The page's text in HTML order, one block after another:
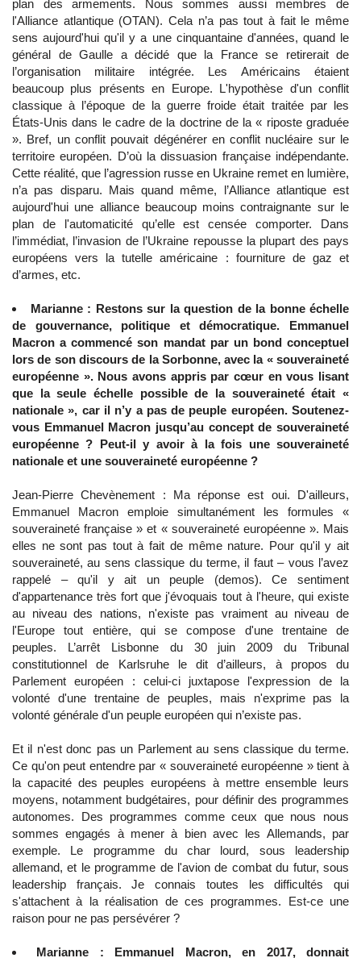
plan des armements. Nous sommes aussi membres de
l'Alliance atlantique (OTAN). Cela n’a pas tout à fait le même
sens aujourd'hui qu'il y a une cinquantaine d'années, quand le
général de Gaulle a décidé que la France se retirerait de
l’organisation militaire intégrée. Les Américains étaient
beaucoup plus présents en Europe. L'hypothèse d'un conflit
classique à l’époque de la guerre froide était traitée par les
États-Unis dans le cadre de la doctrine de la « riposte graduée
». Bref, un conflit pouvait dégénérer en conflit nucléaire sur le
territoire européen. D’où la dissuasion française indépendante.
Cette réalité, que l’agression russe en Ukraine remet en lumière,
n’a pas disparu. Mais quand même, l’Alliance atlantique est
aujourd'hui une alliance beaucoup moins contraignante sur le
plan de l'automaticité qu’elle est censée comporter. Dans
l’immédiat, l’invasion de l’Ukraine repousse la plupart des pays
européens vers la tutelle américaine : fourniture de gaz et
d’armes, etc.
Marianne : Restons sur la question de la bonne échelle
de gouvernance, politique et démocratique. Emmanuel
Macron a commencé son mandat par un bond conceptuel
lors de son discours de la Sorbonne, avec la « souveraineté
européenne ». Nous avons appris par cœur en vous lisant
que la seule échelle possible de la souveraineté était «
nationale », car il n’y a pas de peuple européen. Soutenez-
vous Emmanuel Macron jusqu’au concept de souveraineté
européenne ? Peut-il y avoir à la fois une souveraineté
nationale et une souveraineté européenne ?
Jean-Pierre Chevènement : Ma réponse est oui. D'ailleurs,
Emmanuel Macron emploie simultanément les formules «
souveraineté française » et « souveraineté européenne ». Mais
elles ne sont pas tout à fait de même nature. Pour qu'il y ait
souveraineté, au sens classique du terme, il faut – vous l’avez
rappelé – qu'il y ait un peuple (demos). Ce sentiment
d'appartenance très fort que j'évoquais tout à l'heure, qui existe
au niveau des nations, n'existe pas vraiment au niveau de
l'Europe tout entière, qui se compose d'une trentaine de
peuples. L’arrêt Lisbonne du 30 juin 2009 du Tribunal
constitutionnel de Karlsruhe le dit d’ailleurs, à propos du
Parlement européen : celui-ci juxtapose l'expression de la
volonté d'une trentaine de peuples, mais n'exprime pas la
volonté générale d'un peuple européen qui n’existe pas.
Et il n'est donc pas un Parlement au sens classique du terme.
Ce qu'on peut entendre par « souveraineté européenne » tient à
la capacité des peuples européens à mettre ensemble leurs
moyens, notamment budgétaires, pour définir des programmes
autonomes. Des programmes comme ceux que nous nous
sommes engagés à mener à bien avec les Allemands, par
exemple. Le programme du char lourd, sous leadership
allemand, et le programme de l'avion de combat du futur, sous
leadership français. Je connais toutes les difficultés qui
s'attachent à la réalisation de ces programmes. Est-ce une
raison pour ne pas persévérer ?
Marianne : Emmanuel Macron, en 2017, donnait